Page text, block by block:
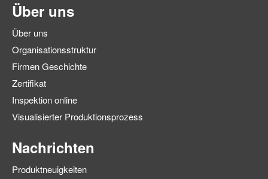
Über uns
Über uns
Organisationsstruktur
Firmen Geschichte
Zertifikat
Inspektion online
Visualisierter Produktionsprozess
Nachrichten
Produktneuigkeiten